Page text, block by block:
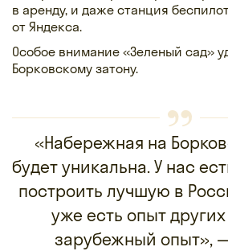
в аренду, и даже станция
от Яндекса.
Особое внимание «Зеленый сад»
Борковскому затону.
«Набережная на
будет уникальна. У нас
построить лучшую в
уже есть опыт
зарубежный опыт»,